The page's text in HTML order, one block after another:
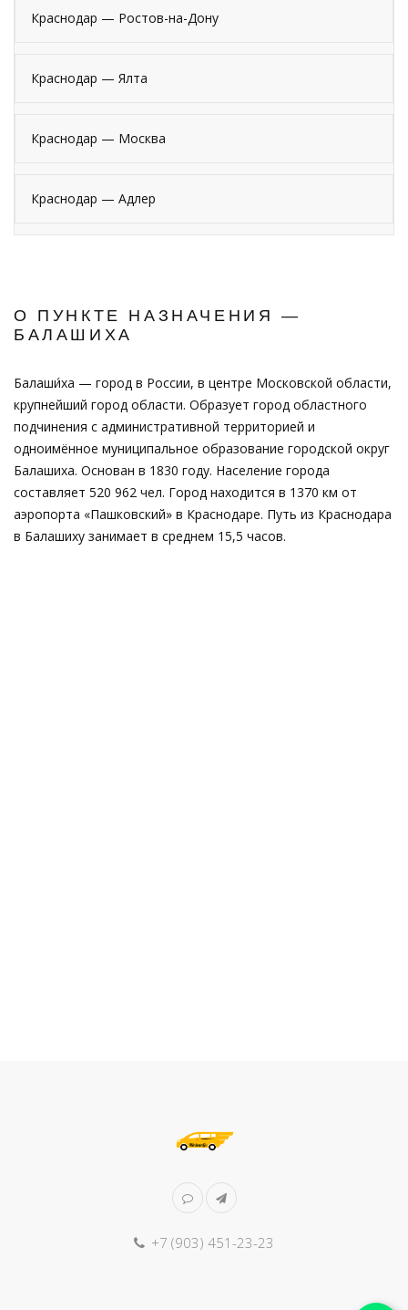
Краснодар — Ростов-на-Дону
Краснодар — Ялта
Краснодар — Москва
Краснодар — Адлер
О ПУНКТЕ НАЗНАЧЕНИЯ —
БАЛАШИХА
Балаши́ха — город в России, в центре Московской области,
крупнейший город области. Образует город областного
подчинения с административной территорией и
одноимённое муниципальное образование городской округ
Балашиха. Основан в 1830 году. Население города
составляет 520 962 чел. Город находится в 1370 км от
аэропорта «Пашковский» в Краснодаре. Путь из Краснодара
в Балашиху занимает в среднем 15,5 часов.
+7 (903) 451-23-23